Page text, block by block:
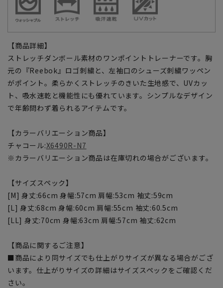
【商品詳細】
ストレッチダンボール素材のワンポイントトレーナーです。胸
元の『Reebok』ロゴ刺繍と、左袖口のシューズ刺繍ワッペン
がポイント。柔らかくストレッチのきいた生地感で、UVカッ
ト、吸水速乾と機能性にも優れています。シンプルなデザイン
で年齢問わず着られるアイテムです。
【カラーバリエーション商品】
チャコール:X6490R-N7
※カラーバリエーション商品は在庫切れの場合がございます。
【サイズスペック】
[M] 身丈:66cm 身幅:57cm 肩幅:53cm 袖丈:59cm
[L] 身丈:68cm 身幅:60cm 肩幅:55cm 袖丈:60.5cm
[LL] 身丈:70cm 身幅:63cm 肩幅:57cm 袖丈:62cm
【商品に関するご注意】
■商品により同サイズでも仕上がりサイズが異なる場合がござ
います。仕上がりサイズの詳細はサイズスペックをご確認くだ
さい。